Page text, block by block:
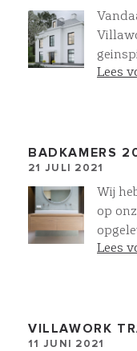
gevel
diep
villa
Lees
BADKAMERS
21 JULI 2021
Wij
op
Lees
VILLAWORK
11 JUNI 2021